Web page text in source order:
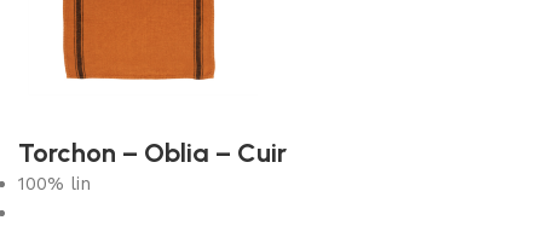
Torchon – Oblia – Cuir
100% lin